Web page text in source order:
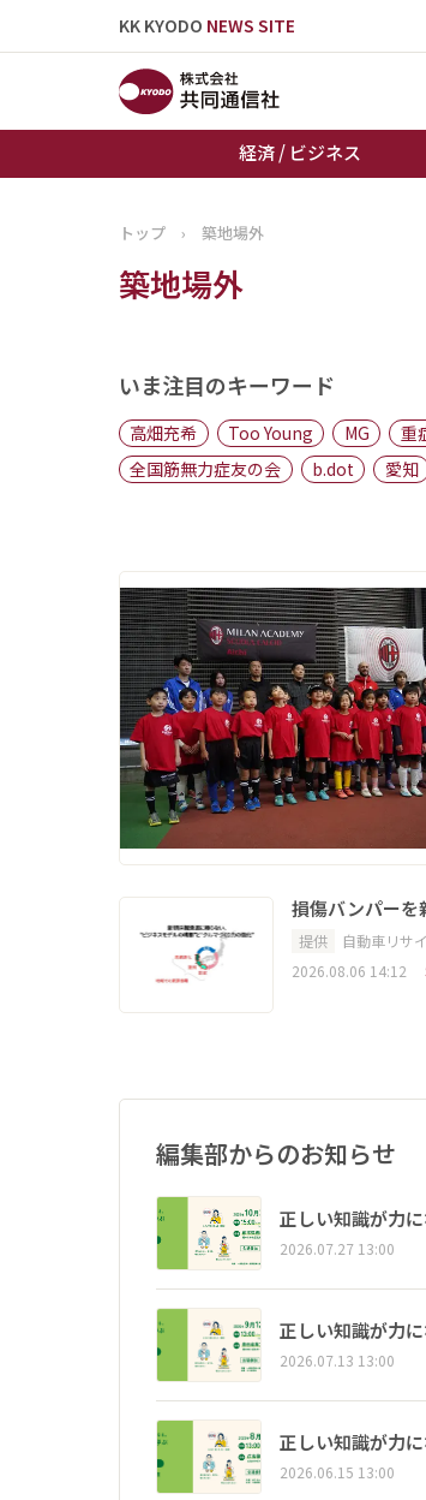
KK KYODO NEWS SITE
経済 / ビジネス
トップページ
トップ › 築地場外
築地場外
いま注目のキーワード
高畑充希 Too Young MG 重
全国筋無力症友の会
b.dot 愛知
損傷バンパーを
提供
自動車リサ
2026.08.06 14:12
編集部からのお知らせ
正しい知識が力
2026.07.27 13:00
正しい知識が力
2026.07.13 13:00
正しい知識が力
2026.06.15 13:00